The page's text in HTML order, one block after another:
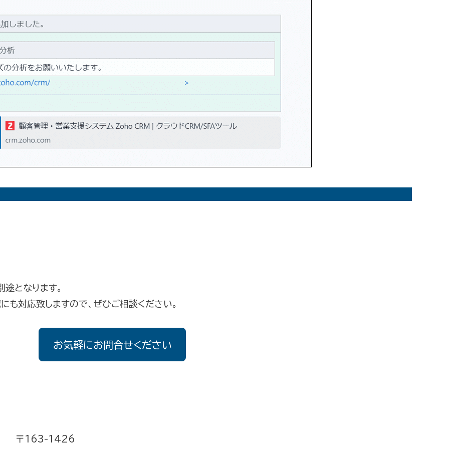
となります。
対応致しますので、ぜひご相談ください。
お気軽にお問合せください
〒163-1426